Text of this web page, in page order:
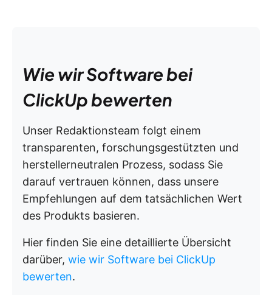
Wie wir Software bei
ClickUp bewerten
Unser Redaktionsteam folgt einem
transparenten, forschungsgestützten und
herstellerneutralen Prozess, sodass Sie
darauf vertrauen können, dass unsere
Empfehlungen auf dem tatsächlichen Wert
des Produkts basieren.
Hier finden Sie eine detaillierte Übersicht
darüber, wie wir Software bei ClickUp
bewerten.